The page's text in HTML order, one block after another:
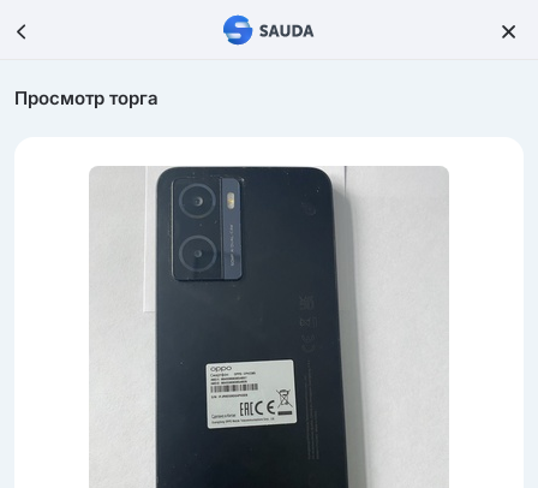
Просмотр торга